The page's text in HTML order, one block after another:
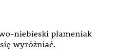
niebieski plameniak
wyróżniać.